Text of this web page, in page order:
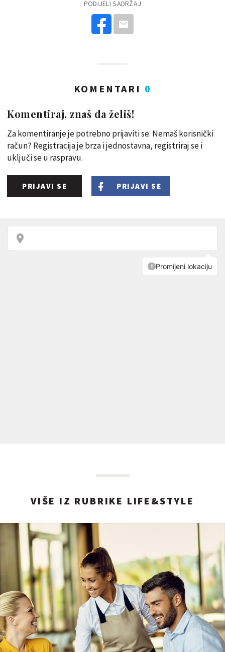
PODIJELI SADRŽAJ
KOMENTARI 0
Komentiraj, znaš da želiš!
Za komentiranje je potrebno prijaviti se. Nemaš korisnički
račun? Registracija je brza i jednostavna, registriraj se i
uključi se u raspravu.
PRIJAVI SE PRIJAVI SE
VIŠE IZ RUBRIKE LIFE&STYLE